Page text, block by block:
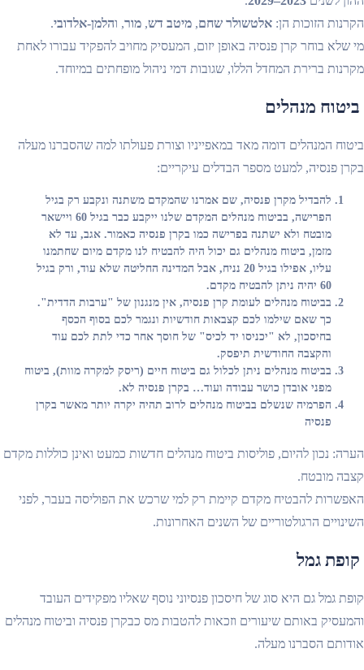
הקרנות הזוכות הן: אלטשולר שחם, מיטב דש, מור, והלמן-אלדובי.
מי שלא בוחר קרן פנסיה באופן יזום, המעסיק מחויב להפקיד עבורו לאחת
מקרנות ברירת המחדל הללו, שגובות דמי ניהול מופחתים במיוחד.
ביטוח מנהלים
ביטוח המנהלים דומה מאד במאפייניו וצורת פעולתו למה שהסברנו מעלה
בקרן פנסיה, למעט מספר הבדלים עיקריים:
להבדיל מקרן פנסיה, שם אמרנו שהמקדם משתנה ונקבע רק בגיל
הפרישה, בביטוח מנהלים המקדם שלנו ייקבע כבר בגיל 60 ויישאר
מובטח ולא ישתנה בפרישה כמו בקרן פנסיה כאמור. אגב, עד לא
מזמן, ביטוח מנהלים גם יכול היה להבטיח לנו מקדם מיום שחתמנו
עליו, אפילו בגיל 20 נניח, אבל המדינה החליטה שלא עוד, ורק בגיל
60 יהיה ניתן להבטיח מקדם.
בביטוח מנהלים לעומת קרן פנסיה, אין מנגנון של "ערבות הדדית".
כך שאם שילמו לכם קצבאות חודשיות ונגמר לכם בסוף הכסף
בחיסכון, לא "יכניסו יד לכיס" של חוסך אחר כדי לתת לכם עוד
והקצבה החודשית תיפסק.
בביטוח מנהלים ניתן לכלול גם ביטוח חיים (ריסק למקרה מוות), ביטוח
מפני אובדן כושר עבודה ועוד… בקרן פנסיה לא.
הפרמיה שנשלם בביטוח מנהלים לרוב תהיה יקרה יותר מאשר בקרן
פנסיה
הערה: נכון להיום, פוליסות ביטוח מנהלים חדשות כמעט ואינן כוללות מקדם
קצבה מובטח.
האפשרות להבטיח מקדם קיימת רק למי שרכש את הפוליסה בעבר, לפני
השינויים הרגולטוריים של השנים האחרונות.
קופת גמל
קופת גמל גם היא סוג של חיסכון פנסיוני נוסף שאליו מפקידים העובד
והמעסיק באותם שיעורים וזכאות להטבות מס כבקרן פנסיה וביטוח מנהלים
אודותם הסברנו מעלה.